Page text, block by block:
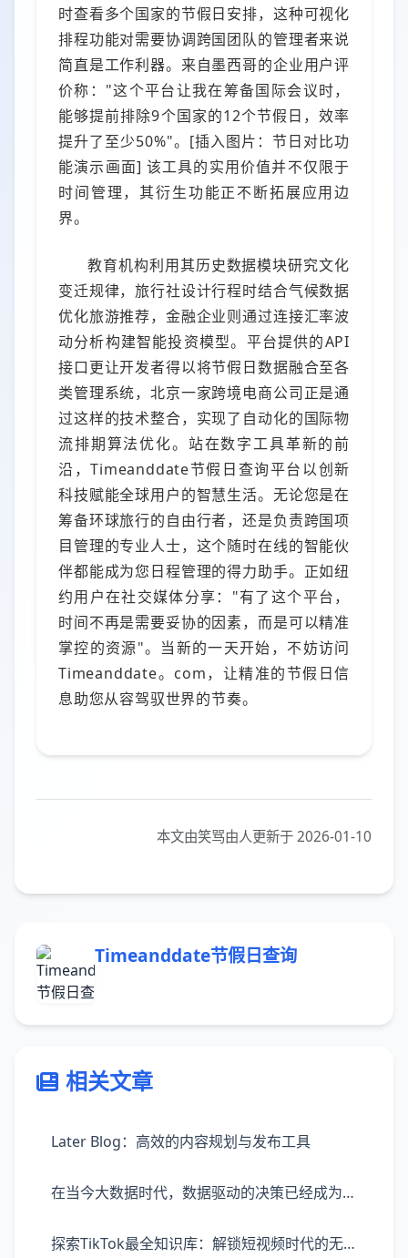
时查看多个国家的节假日安排，这种可视化
排程功能对需要协调跨国团队的管理者来说
简直是工作利器。来自墨西哥的企业用户评
价称："这个平台让我在筹备国际会议时，
能够提前排除9个国家的12个节假日，效率
提升了至少50%"。[插入图片：节日对比功
能演示画面] 该工具的实用价值并不仅限于
时间管理，其衍生功能正不断拓展应用边
界。
教育机构利用其历史数据模块研究文化
变迁规律，旅行社设计行程时结合气候数据
优化旅游推荐，金融企业则通过连接汇率波
动分析构建智能投资模型。平台提供的API
接口更让开发者得以将节假日数据融合至各
类管理系统，北京一家跨境电商公司正是通
过这样的技术整合，实现了自动化的国际物
流排期算法优化。站在数字工具革新的前
沿，Timeanddate节假日查询平台以创新
科技赋能全球用户的智慧生活。无论您是在
筹备环球旅行的自由行者，还是负责跨国项
目管理的专业人士，这个随时在线的智能伙
伴都能成为您日程管理的得力助手。正如纽
约用户在社交媒体分享："有了这个平台，
时间不再是需要妥协的因素，而是可以精准
掌控的资源"。当新的一天开始，不妨访问
Timeanddate。com，让精准的节假日信
息助您从容驾驭世界的节奏。
本文由笑骂由人更新于 2026-01-10
Timeanddate节假日查询
相关文章
Later Blog：高效的内容规划与发布工具
在当今大数据时代，数据驱动的决策已经成为企业发展、营销策略制定的重要依据。巨量算数，作为一款强大的数据处理和分析工具，凭借其先进的技术能力，为用户提供了从数据收集、处理到分析、报告的一站式服务体验。巨量算数不仅能够帮助商家、机构等快速理解市场趋势，还能深入洞察消费者行为，为决策提供精准的数据支持。它通过高效的数据处理技术，支持多源数据的整合，使得庞大的数据量在短时间内即可转化为有价值的见解。
探索TikTok最全知识库：解锁短视频时代的无限可能